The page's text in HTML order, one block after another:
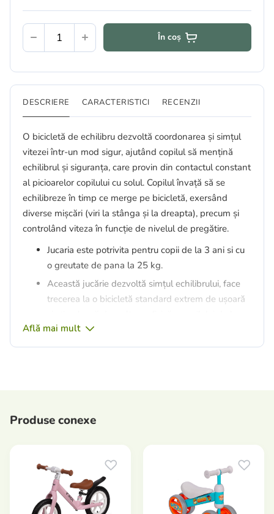
În coș
DESCRIERE CARACTERISTICI RECENZII
O bicicletă de echilibru dezvoltă coordonarea și simțul
vitezei într-un mod sigur, ajutând copilul să mențină
echilibrul și siguranța, care provin din contactul constant
al picioarelor copilului cu solul. Copilul învață să se
echilibreze în timp ce merge pe bicicletă, exersând
diverse mișcări (viri la stânga și la dreapta), precum și
controlând viteza în funcție de nivelul de pregătire.
Jucaria este potrivita pentru copii de la 3 ani si cu
o greutate de pana la 25 kg.
Această jucărie dezvoltă simțul echilibrului, face
trecerea la o bicicletă standard extrem de ușoară
vârstă foarte fragedă;
Cadru extrem de usor, datorita caruia copilul se
Tampoane de cauciuc anti-alunecare pe manere;
picior în timp ce călărește și se echilibrează;
Design distractiv și colorat;
Produsul este oferit intr-o cutie cadou colorata;
Află mai mult
Produse conexe